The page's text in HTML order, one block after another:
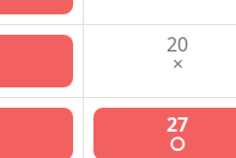
20
×
27
○